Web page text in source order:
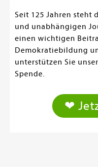
Seit 125 Jahren steht
und unabhängigen
einen wichtigen
Demokratiebildung
unterstützen Sie
Spende.
❤